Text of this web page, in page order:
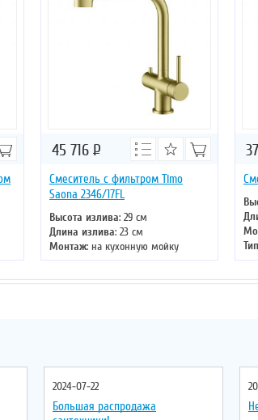
Смеситель с фильтром Timo
Saona 2346/17FL
Высота излива: 29 см
Длина излива: 23 см
Монтаж: на кухонную мойку
Тип излива: поворотный
45 716 Р
2024-07-22
Большая распродажа